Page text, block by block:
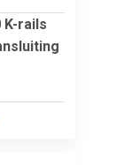
K-rails